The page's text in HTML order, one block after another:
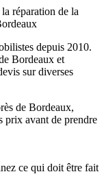
réparation de la
depuis 2010.
Bordeaux et
sur diverses
de Bordeaux,
prix avant de prendre
ce qui doit être fait